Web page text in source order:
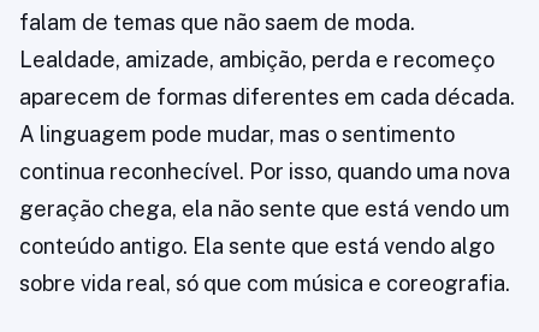
falam de temas que não saem de moda.
Lealdade, amizade, ambição, perda e recomeço
aparecem de formas diferentes em cada década.
A linguagem pode mudar, mas o sentimento
continua reconhecível. Por isso, quando uma nova
geração chega, ela não sente que está vendo um
conteúdo antigo. Ela sente que está vendo algo
sobre vida real, só que com música e coreografia.